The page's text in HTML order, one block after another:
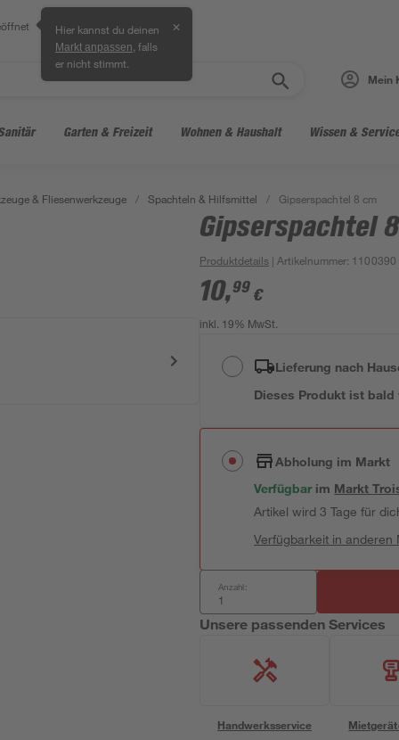
Hier kannst du deinen
Markt anpassen , falls
er nicht stimmt.
✕
Mein
Garten & Freizeit Wohnen & Haushalt Wissen &
& Fliesenwerkzeuge / Spachteln & Hilfsmittel / Gipserspachtel 8 cm
Gipserspachtel
Produktdetails | Artikelnummer: 1100390
10,99 €
inkl. 19% MwSt.
Lieferung nach
Dieses Produkt ist bald
Abholung im Markt
Verfügbar im Markt
Artikel wird 3 Tage für
Verfügbarkeit in anderen
Anzahl:
Unsere passenden Services
Handwerksservice